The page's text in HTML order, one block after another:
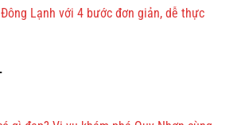
Lạnh với 4 bước đơn giản, dễ thực